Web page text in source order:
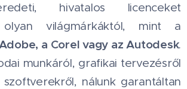
hivatalos licenceket
olyan világmárkáktól, mint a
a Corel vagy az Autodesk.
munkáról, grafikai tervezésről
nálunk garantáltan